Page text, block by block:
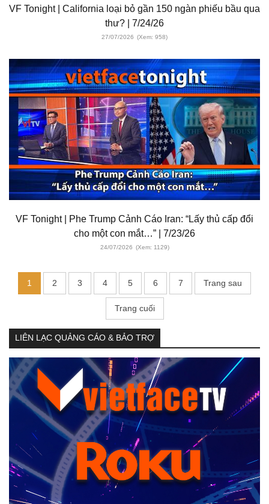
VF Tonight | California loại bỏ gần 150 ngàn phiếu bầu qua
thư? | 7/24/26
27/07/2026 (Xem: 958)
VF Tonight | Phe Trump Cảnh Cáo Iran: “Lấy thủ cấp đổi
cho một con mắt…” | 7/23/26
24/07/2026 (Xem: 1129)
1 2 3 4 5 6 7 Trang sau
Trang cuối
LIÊN LẠC QUẢNG CÁO & BẢO TRỢ